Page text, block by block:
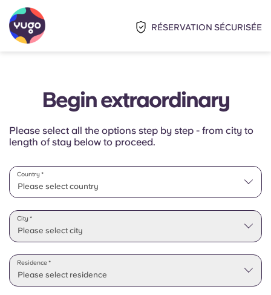
RÉSERVATION SÉCURISÉE
Begin extraordinary
Please select all the options step by step - from city to
length of stay below to proceed.
Please select country
Country *
Please select state
Please select city
City *
Please select residence
Residence *